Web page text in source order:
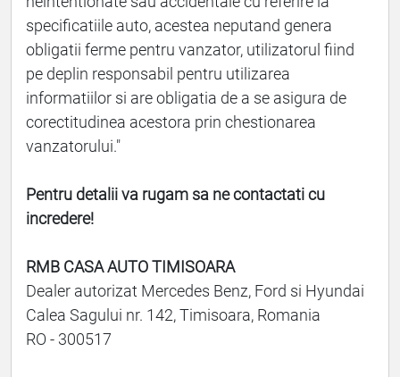
specificatiile auto, acestea neputand genera
obligatii ferme pentru vanzator, utilizatorul fiind
pe deplin responsabil pentru utilizarea
informatiilor si are obligatia de a se asigura de
corectitudinea acestora prin chestionarea
vanzatorului."
Pentru detalii va rugam sa ne contactati cu
incredere!
RMB CASA AUTO TIMISOARA
Dealer autorizat Mercedes Benz, Ford si Hyundai
Calea Sagului nr. 142, Timisoara, Romania
RO - 300517